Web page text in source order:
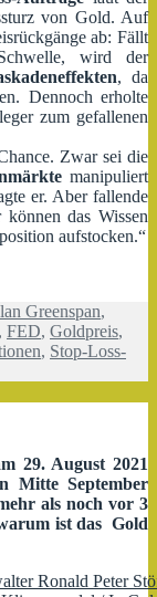
von Gold. Auf
ab: Fällt
wird der
, da
Dennoch erholte
zum gefallenen
Zwar sei die
manipuliert
er. Aber fallende
das Wissen
aufstocken.“
Greenspan,
, FED, Goldpreis,
, Stop-Loss-
29. August 2021
Mitte September
als noch vor 3
ist das Gold